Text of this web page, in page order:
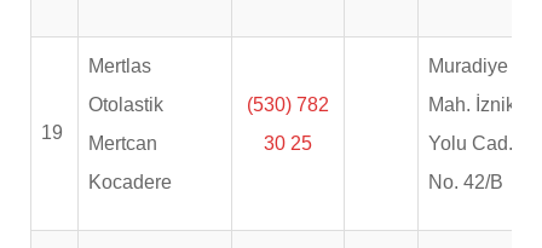
19
Mertlas
Otolastik
Mertcan
Kocadere
(530) 782
30 25
Muradiye
Mah. İznik
Yolu Cad.
No. 42/B